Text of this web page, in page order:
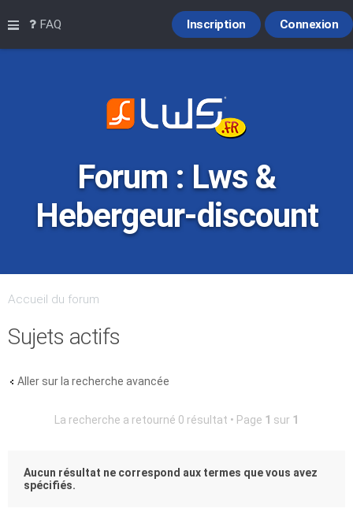
Raccourcis
FAQ Connexion
Inscription
Forum : Lws &
Hebergeur-discount
Accueil du forum
Sujets actifs
Aller sur la recherche avancée
La recherche a retourné 0 résultat • Page 1 sur 1
Aucun résultat ne correspond aux termes que vous avez
spécifiés.